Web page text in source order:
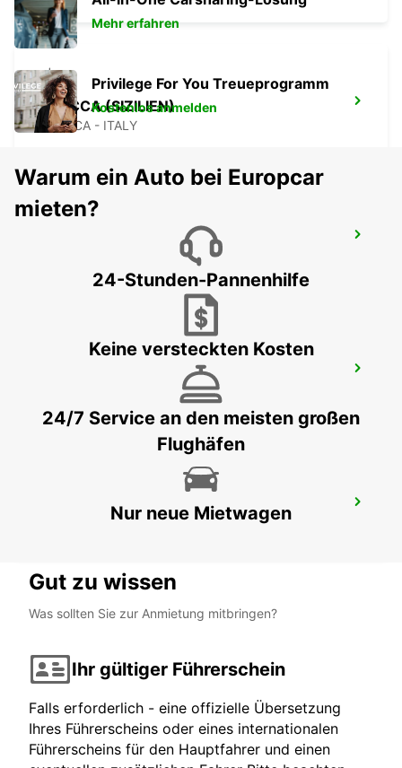
SCIACCA (SIZILIEN)
SCIACCA - ITALY
BAHNHOF PALERMO (SIZILIEN)
FLUGHAFEN PALERMO (SIZILIEN)
Mehr erfahren
Privilege For You Treueprogramm
Kostenlos anmelden
Warum ein Auto bei Europcar
mieten?
24-Stunden-Pannenhilfe
Keine versteckten Kosten
24/7 Service an den meisten großen
Flughäfen
Nur neue Mietwagen
Gut zu wissen
Was sollten Sie zur Anmietung mitbringen?
Ihr gültiger Führerschein
Falls erforderlich - eine offizielle Übersetzung
Ihres Führerscheins oder eines internationalen
Führerscheins für den Hauptfahrer und einen